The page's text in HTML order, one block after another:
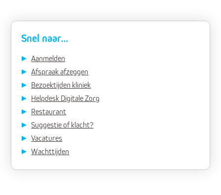
Snel naar...
Aanmelden
Afspraak afzeggen
Bezoektijden kliniek
Helpdesk Digitale Zorg
Restaurant
Suggestie of klacht?
Vacatures
Wachttijden